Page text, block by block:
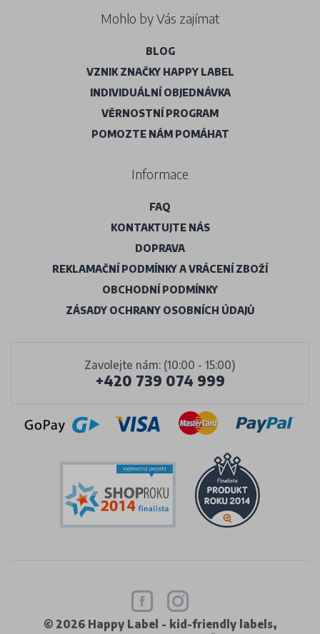
Zavolejte nám: (10:00 - 15:00)
+420 739 074 999
Mohlo by Vás zajímat
BLOG
VZNIK ZNAČKY HAPPY LABEL
INDIVIDUÁLNÍ OBJEDNÁVKA
VĚRNOSTNÍ PROGRAM
POMOZTE NÁM POMÁHAT
Informace
FAQ
KONTAKTUJTE NÁS
DOPRAVA
REKLAMAČNÍ PODMÍNKY A VRÁCENÍ ZBOŽÍ
OBCHODNÍ PODMÍNKY
ZÁSADY OCHRANY OSOBNÍCH ÚDAJŮ
© 2026 Happy Label - kid-friendly labels,